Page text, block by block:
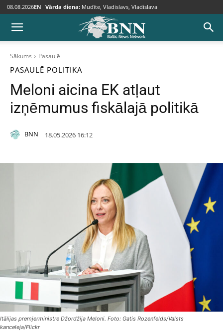
08.08.2026EN Vārda diena: Mudīte, Vladislavs, Vladislava
Sākums Pasaulē
PASAULĒ POLITIKA
Meloni aicina EK atļaut
izņēmumus fiskālajā politikā
BNN 18.05.2026 16:12
Itālijas premjerministre Džordžija Meloni. Foto: Gatis Rozenfelds/Valsts
kanceleja/Flickr